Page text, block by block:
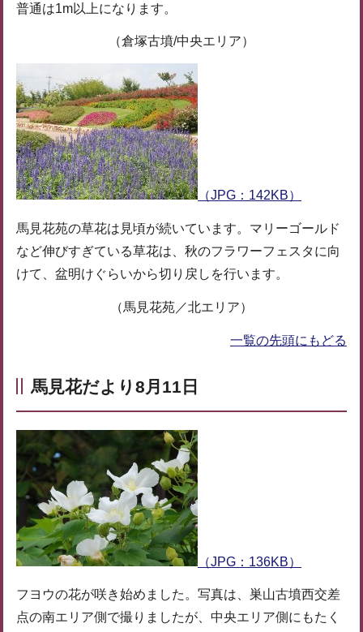
普通は1m以上になります。
（倉塚古墳/中央エリア）
（JPG：142KB）
馬見花苑の草花は見頃が続いています。マリーゴールド
など伸びすぎている草花は、秋のフラワーフェスタに向
けて、盆明けぐらいから切り戻しを行います。
（馬見花苑／北エリア）
一覧の先頭にもどる
馬見花だより8月11日
（JPG：136KB）
フヨウの花が咲き始めました。写真は、巣山古墳西交差
点の南エリア側で撮りましたが、中央エリア側にもたく